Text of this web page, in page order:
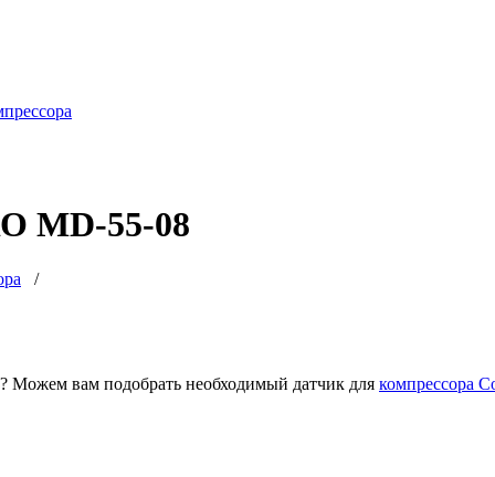
MD-55-08
/
Можем вам подобрать необходимый датчик для компрессора